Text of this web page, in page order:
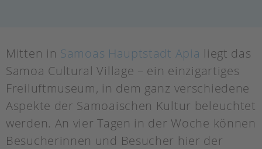
Mitten in Samoas Hauptstadt Apia liegt das
Samoa Cultural Village – ein einzigartiges
Freiluftmuseum, in dem ganz verschiedene
Aspekte der Samoaischen Kultur beleuchtet
werden. An vier Tagen in der Woche können
Besucherinnen und Besucher hier der